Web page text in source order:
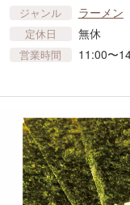
ジャンル ラーメン
定休日 無休
営業時間 11:00〜